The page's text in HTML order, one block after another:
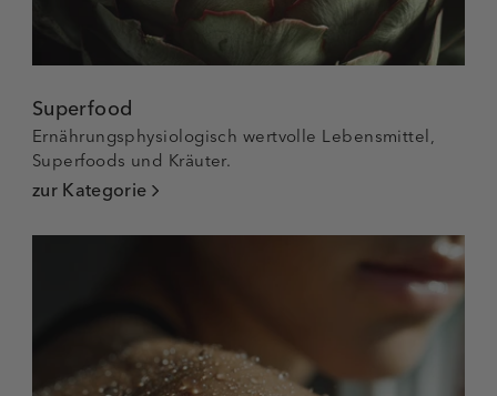
Superfood
Ernährungsphysiologisch wertvolle Lebensmittel,
Superfoods und Kräuter.
zur Kategorie